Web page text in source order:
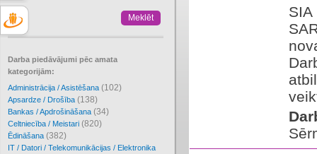
Darba piedāvājumi pēc amata
kategorijām:
Administrācija / Asistēšana (102)
Apsardze / Drošība (138)
Bankas / Apdrošināšana (34)
Celtniecība / Meistari (820)
Ēdināšana (382)
IT / Datori / Telekomunikācijas / Elektronika
SIA